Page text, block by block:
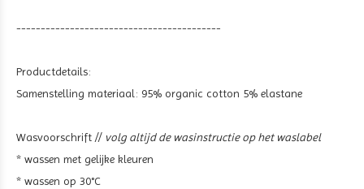
------------------------------------------
Productdetails:
Samenstelling materiaal: 95% organic cotton 5% elastane
Wasvoorschrift // volg altijd de wasinstructie op het waslabel
* wassen met gelijke kleuren
* wassen op 30°C